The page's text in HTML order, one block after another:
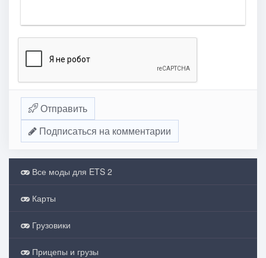
Отправить
Подписаться на комментарии
Все моды для ETS 2
Карты
Грузовики
Прицепы и грузы